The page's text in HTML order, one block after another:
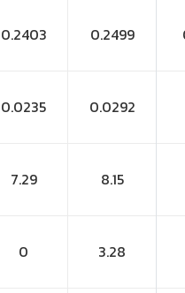
0.2403 0.2499
0.0235 0.0292
7.29 8.15
0 3.28